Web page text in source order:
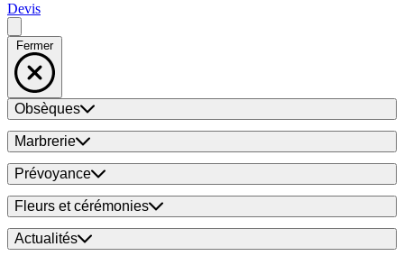
Devis
Fermer
Obsèques
Marbrerie
Prévoyance
Fleurs et cérémonies
Actualités